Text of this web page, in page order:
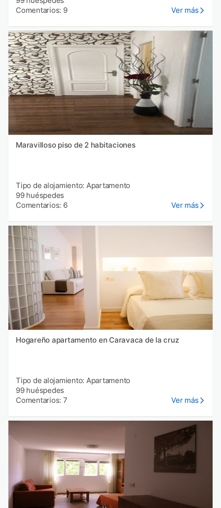
Comentarios: 9
Ver más
Maravilloso piso de 2 habitaciones
Tipo de alojamiento: Apartamento
99 huéspedes
Comentarios: 6
Ver más
Hogareño apartamento en Caravaca de la cruz
Tipo de alojamiento: Apartamento
99 huéspedes
Comentarios: 7
Ver más